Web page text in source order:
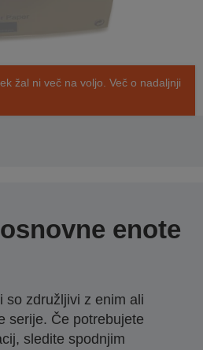
žal ni več na voljo. Več o nadaljnji
enote
so združljivi z enim ali
serije. Če potrebujete
sledite spodnjim